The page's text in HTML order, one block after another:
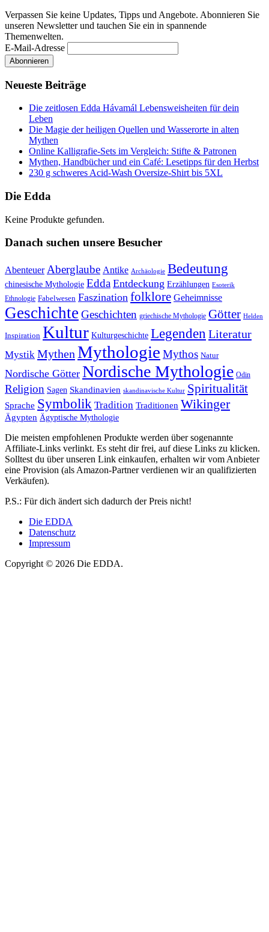
Verpassen Sie keine Updates, Tipps und Angebote. Abonnieren Sie
unseren Newsletter und tauchen Sie ein in spannende
Themenwelten.
E-Mail-Adresse
Neueste Beiträge
Die zeitlosen Edda Hávamál Lebensweisheiten für dein
Leben
Die Magie der heiligen Quellen und Wasserorte in alten
Mythen
Online Kalligrafie‑Sets im Vergleich: Stifte & Patronen
Mythen, Handbücher und ein Café: Lesetipps für den Herbst
230 g schweres Acid-Wash Oversize-Shirt bis 5XL
Die Edda
Keine Produkte gefunden.
Danach suchen unsere Besucher
Abenteuer Aberglaube Antike Archäologie Bedeutung
chinesische Mythologie Edda Entdeckung Erzählungen Esoterik
Ethnologie Fabelwesen Faszination folklore Geheimnisse
Geschichte Geschichten griechische Mythologie Götter Helden
Inspiration Kultur Kulturgeschichte Legenden Literatur
Mystik Mythen Mythologie Mythos Natur
Nordische Götter Nordische Mythologie Odin
Religion Sagen Skandinavien skandinavische Kultur Spiritualität
Sprache Symbolik Tradition Traditionen Wikinger
Ägypten Ägyptische Mythologie
Die meisten empfohlenen Produkte werden über sogenannte
Affiliate-Links verlinkt. Es steht dir frei, auf diese Links zu klicken.
Solltest du über unseren Link einkaufen, erhalten wir vom Anbieter
eine Provision (als Amazon-Partner verdienen wir an qualifizierten
Verkäufen).
P.S.: Für dich ändert sich dadurch der Preis nicht!
Die EDDA
Datenschutz
Impressum
Copyright © 2026 Die EDDA.